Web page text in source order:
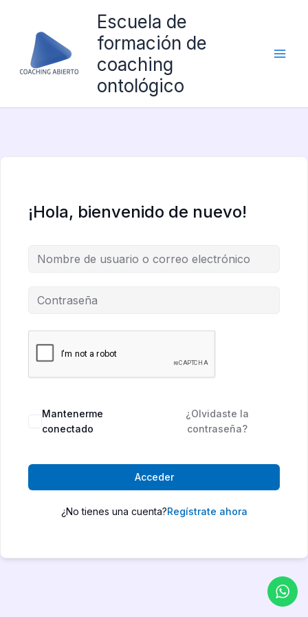
contenido
Escuela de
formación de
coaching
ontológico
¡Hola, bienvenido de nuevo!
Mantenerme
conectado
¿Olvidaste la
contraseña?
Acceder
¿No tienes una cuenta?Regístrate ahora